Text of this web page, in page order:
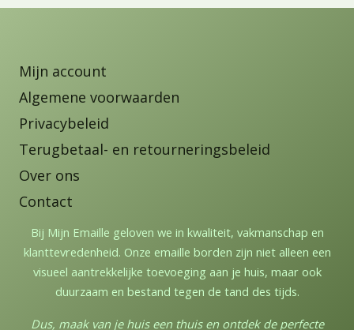
Mijn account
Algemene voorwaarden
Privacybeleid
Terugbetaal- en retourneringsbeleid
Over ons
Contact
Bij Mijn Emaille geloven we in kwaliteit, vakmanschap en
klanttevredenheid. Onze emaille borden zijn niet alleen een
visueel aantrekkelijke toevoeging aan je huis, maar ook
duurzaam en bestand tegen de tand des tijds.
Dus, maak van je huis een thuis en ontdek de perfecte